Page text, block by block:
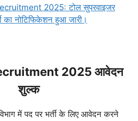
2025: टोल सुपरवाइजर
का नोटिफिकेशन हुआ जारी।
2025 आवेदन
शुल्क
में पद पर भर्ती के लिए आवेदन करने